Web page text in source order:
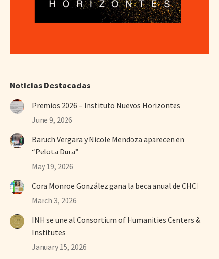
Noticias Destacadas
Premios 2026 – Instituto Nuevos Horizontes
June 9, 2026
Baruch Vergara y Nicole Mendoza aparecen en
“Pelota Dura”
May 19, 2026
Cora Monroe González gana la beca anual de CHCI
March 3, 2026
INH se une al Consortium of Humanities Centers &
Institutes
January 15, 2026